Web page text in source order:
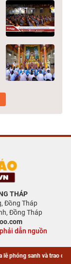
THÁP
Đồng Tháp
Đồng Tháp
dẫn nguồn
Báo GNO
quà hỗ trợ bà con có
quà hỗ trợ bà con có